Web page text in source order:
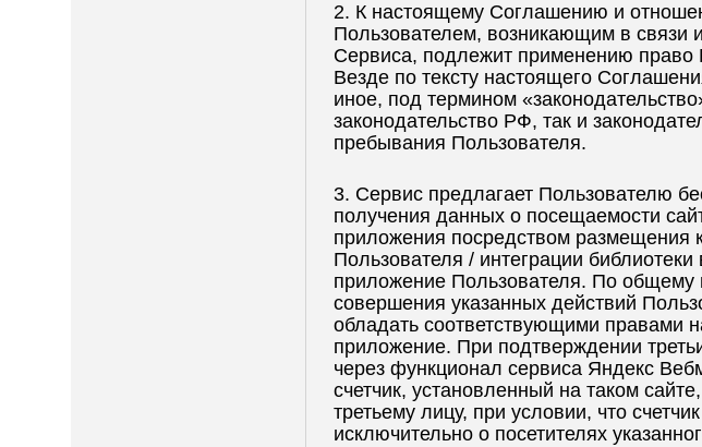
2. К настоящему Соглашению и
Пользователем, возникающим в связи
Сервиса, подлежит применению право
Везде по тексту настоящего
иное, под термином
законодательство РФ, так и
пребывания Пользователя.
3. Сервис предлагает Пользователю
получения данных о посещаемости
приложения посредством размещения
Пользователя / интеграции
приложение Пользователя. По общему
совершения указанных действий
обладать соответствующими правами
приложение. При подтверждении
через функционал сервиса Яндекс
счетчик, установленный на таком
третьему лицу, при условии, что
исключительно о посетителях